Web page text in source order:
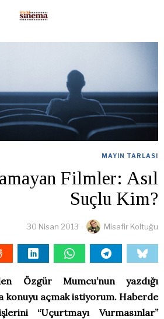
MAYIN TARLASI
Filmler: Asıl
Suçlu Kim?
30 Nisan 2013 Misafir Koltuğu
Özgür Mumcu’nun yazdığı
konuyu açmak istiyorum. Haberde
“Uçurtmayı Vurmasınlar”